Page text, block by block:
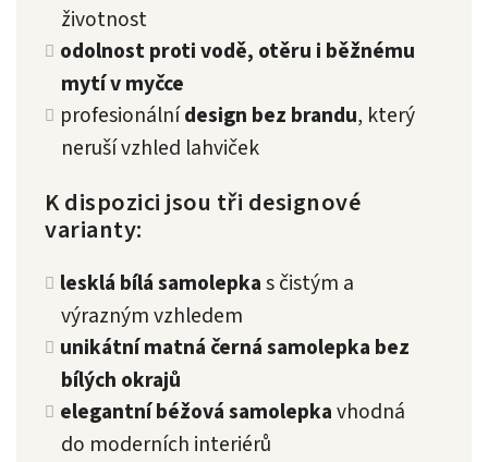
životnost
odolnost proti vodě, otěru i běžnému
mytí v myčce
profesionálnídesign bez brandu, který
neruší vzhled lahviček
K dispozici jsou tři designové
varianty:
lesklá bílá samolepkas čistým a
výrazným vzhledem
unikátní matná černá samolepka bez
bílých okrajů
elegantní béžová samolepkavhodná
do moderních interiérů